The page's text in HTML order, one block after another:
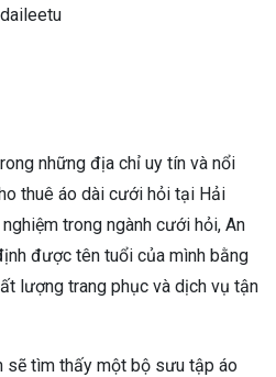
những địa chỉ uy tín và nổi
thuê áo dài cưới hỏi tại Hải
trong ngành cưới hỏi, An
được tên tuổi của mình bằng
lượng trang phục và dịch vụ tận
sẽ tìm thấy một bộ sưu tập áo